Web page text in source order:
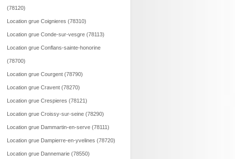
(78120)
Location grue Coignieres (78310)
Location grue Conde-sur-vesgre (78113)
Location grue Conflans-sainte-honorine
(78700)
Location grue Courgent (78790)
Location grue Cravent (78270)
Location grue Crespieres (78121)
Location grue Croissy-sur-seine (78290)
Location grue Dammartin-en-serve (78111)
Location grue Dampierre-en-yvelines (78720)
Location grue Dannemarie (78550)